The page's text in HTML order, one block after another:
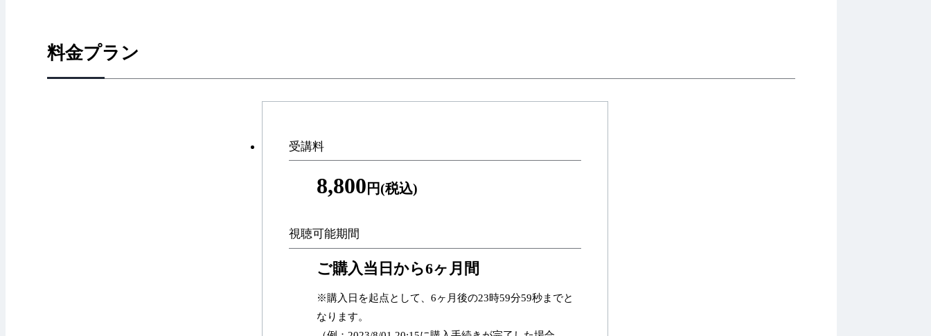
料金プラン
受講料
8,800 円(税込)
視聴可能期間
ご購入当日から6ヶ月間
※購入日を起点として、6ヶ月後の23時59分59秒までと
なります。